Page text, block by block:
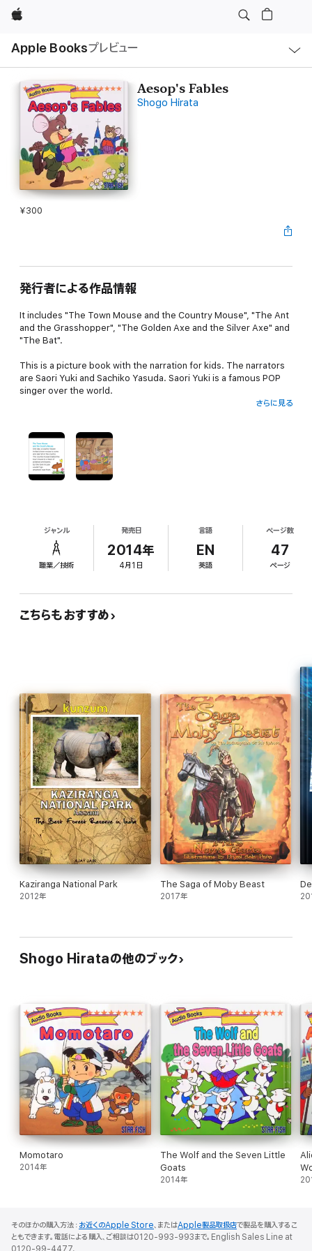
Apple
Apple Booksプレビュー
ル
Aesop's Fables
Shogo Hirata
¥300
発行者による作品情報
It includes "The Town Mouse and the Country Mouse", "The Ant
and the Grasshopper", "The Golden Axe and the Silver Axe" and
"The Bat".
This is a picture book with the narration for kids. The narrators
are Saori Yuki and Sachiko Yasuda. Saori Yuki is a famous POP
singer over the world.
mother. And the illustrations are very colorful and beautiful.
さらに見る
ジャンル
職業／技術
発売日
2014年
4月1日
言語
EN
英語
ページ数
47
ページ
こちらもおすすめ
Kaziranga National Park
2012年
The Saga of Moby Beast
2017年
Shogo Hirataの他のブック
Momotaro
2014年
The Wolf and the Seven Little
Goats
2014年
そのほかの購入方法： お近くのApple Store、またはApple製品取扱店で製品を購入するこ
ともできます。電話による購入、ご相談は0120-993-993まで。English Sales Line at